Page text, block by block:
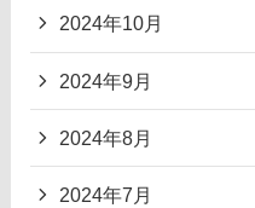
2024年10月
2024年9月
2024年8月
2024年7月